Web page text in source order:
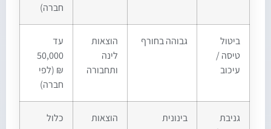
גבוהה בחורף
הוצאות
ותחבורה
50,000
₪ (לפי
בינונית
הוצאות